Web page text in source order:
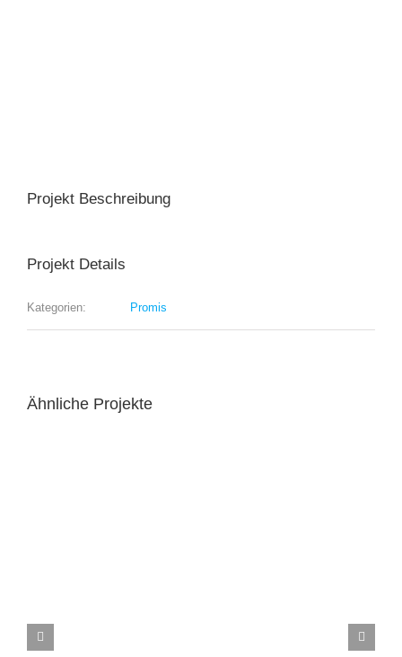
Projekt Beschreibung
Projekt Details
Kategorien: Promis
Ähnliche Projekte